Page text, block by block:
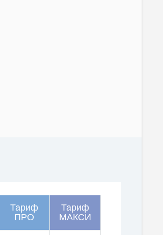
Тариф
ПРО
Тариф
МАКСИ